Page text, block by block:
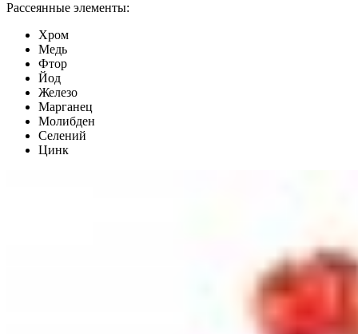
Рассеянные элементы:
Хром
Медь
Фтор
Йод
Железо
Марганец
Молибден
Селений
Цинк